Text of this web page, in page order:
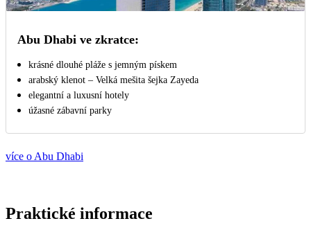
Abu Dhabi ve zkratce:
krásné dlouhé pláže s jemným pískem
arabský klenot – Velká mešita šejka Zayeda
elegantní a luxusní hotely
úžasné zábavní parky
více o Abu Dhabi
Praktické informace